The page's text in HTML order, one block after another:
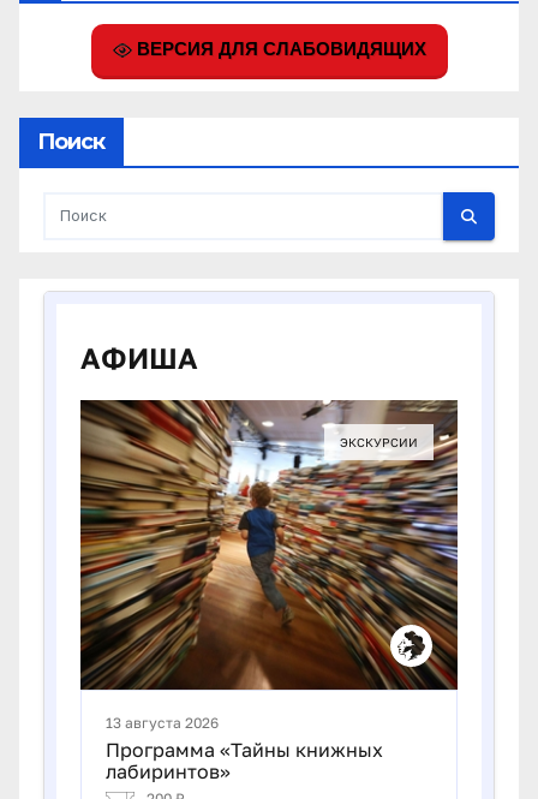
ВЕРСИЯ ДЛЯ СЛАБОВИДЯЩИХ
Поиск